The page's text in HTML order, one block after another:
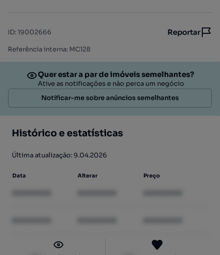
ID:19002666 Reportar
Referência interna: MC128
Quer estar a par de imóveis semelhantes?
Ative as notificações e não perca um negócio
Notificar-me sobre anúncios semelhantes
Histórico e estatísticas
Última atualização: 9.04.2026
Data Alterar Preço